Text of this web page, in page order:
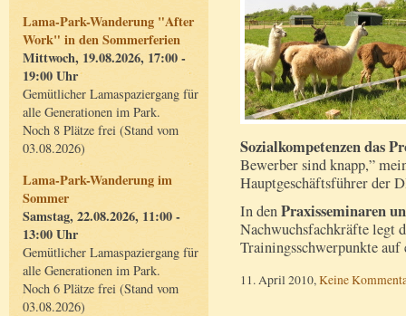
Lama-Park-Wanderung "After
Work" in den Sommerferien
Mittwoch, 19.08.2026, 17:00 -
19:00 Uhr
Gemütlicher Lamaspaziergang für
alle Generationen im Park.
Noch 8 Plätze frei (Stand vom
03.08.2026)
Lama-Park-Wanderung im
Sommer
Samstag, 22.08.2026, 11:00 -
13:00 Uhr
Gemütlicher Lamaspaziergang für
alle Generationen im Park.
Noch 6 Plätze frei (Stand vom
03.08.2026)
Sozialkompetenzen das
Bewerber sind knapp,”
Hauptgeschäftsführer der
In denPraxisseminaren
Nachwuchsfachkräfte legt
Trainingsschwerpunkte
11. April 2010, Keine